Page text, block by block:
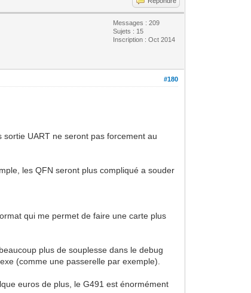
Messages : 209
Sujets : 15
Inscription : Oct 2014
#180
UART ne seront pas forcement au
les QFN seront plus compliqué a souder
qui me permet de faire une carte plus
plus de souplesse dans le debug
(comme une passerelle par exemple).
euros de plus, le G491 est énormément